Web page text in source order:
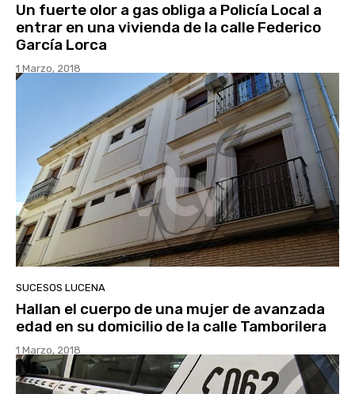
Un fuerte olor a gas obliga a Policía Local a
entrar en una vivienda de la calle Federico
García Lorca
1 Marzo, 2018
SUCESOS LUCENA
Hallan el cuerpo de una mujer de avanzada
edad en su domicilio de la calle Tamborilera
1 Marzo, 2018